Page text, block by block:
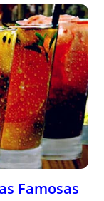
Famosas